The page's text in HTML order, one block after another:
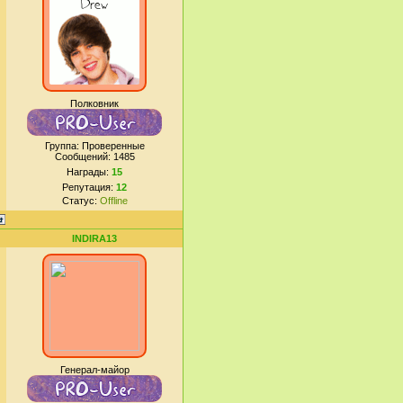
Полковник
Группа: Проверенные
Сообщений: 1485
Награды: 15
Репутация: 12
Статус: Offline
INDIRA13
Генерал-майор